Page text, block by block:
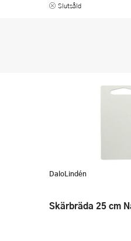
Slutsåld
DaloLindén
Skärbräda 25 cm